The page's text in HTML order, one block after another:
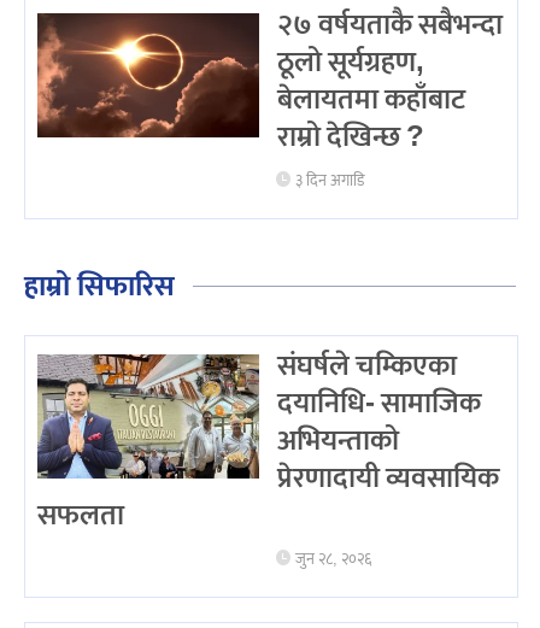
२७ वर्षयताकै सबैभन्दा
ठूलो सूर्यग्रहण,
बेलायतमा कहाँबाट
राम्रो देखिन्छ ?
३ दिन अगाडि
हाम्रो सिफारिस
संघर्षले चम्किएका
दयानिधि- सामाजिक
अभियन्ताको
प्रेरणादायी व्यवसायिक
सफलता
जुन २८, २०२६